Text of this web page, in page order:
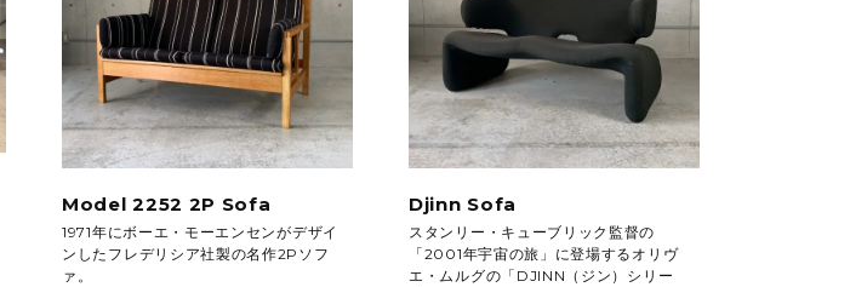
Model 2252 2P Sofa
1971年にボーエ・モーエンセンがデザイ
ンしたフレデリシア社製の名作2Pソフ
ァ。
Djinn Sofa
スタンリー・キューブリック監督の
「2001年宇宙の旅」に登場するオリヴ
エ・ムルグの「DJINN（ジン）シリー